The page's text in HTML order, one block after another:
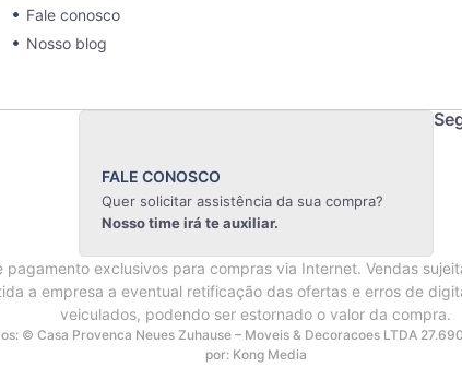
Fale conosco
Nosso blog
FALE CONOSCO
Quer solicitar assistência da sua compra?
Nosso time irá te auxiliar.
pagamento exclusivos para compras via Internet. Vendas
a empresa a eventual retificação das ofertas e erros de
veiculados, podendo ser estornado o valor da compra.
© Casa Provenca Neues Zuhause – Moveis & Decoracoes LTDA
por: Kong Media